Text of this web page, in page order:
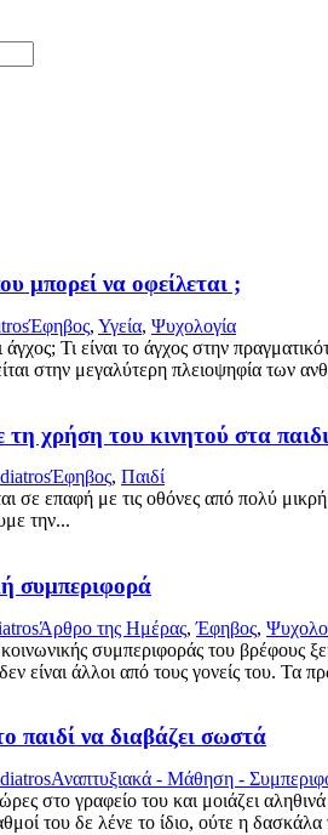
μπορεί να οφείλεται ;
Έφηβος, Υγεία, Ψυχολογία
άγχος; Τι είναι το άγχος στην
στην μεγαλύτερη πλειοψηφία των
τη χρήση του κινητού στα
Έφηβος, Παιδί
σε επαφή με τις οθόνες από πολύ
την...
συμπεριφορά
Άρθρο της Ημέρας, Έφηβος,
συμπεριφοράς του βρέφους
είναι άλλοι από τους γονείς του.
παιδί να διαβάζει σωστά
Αναπτυξιακά - Μάθηση -
στο γραφείο του και μοιάζει
του δε λένε το ίδιο, ούτε η